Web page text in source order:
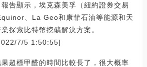
告顯示，埃克森美孚（紐約證券交易
、La Geo和康菲石油等能源和天
探索比特幣挖礦解決方案。
7/5 1:50:55]
超標甲醛的時間比較長了，很大概率